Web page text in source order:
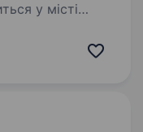
у місті